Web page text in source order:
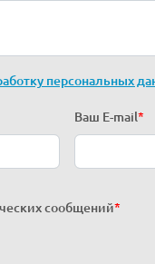
персональных
Ваш E-mail*
сообщений*